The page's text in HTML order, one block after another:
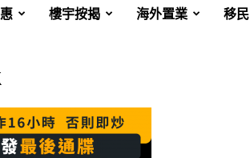
樓宇按揭 海外置業 移民